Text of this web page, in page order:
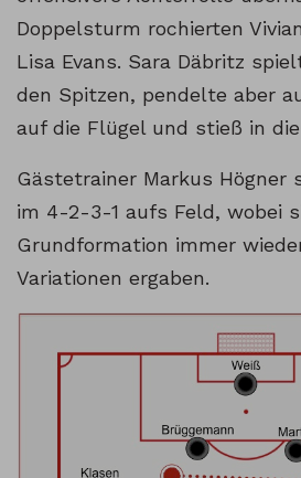
Doppelsturm rochierten
Lisa Evans. Sara Däbritz
den Spitzen, pendelte aber
auf die Flügel und stieß in
Gästetrainer Markus Högner
im 4-2-3-1 aufs Feld, wobei
Grundformation immer
Variationen ergaben.